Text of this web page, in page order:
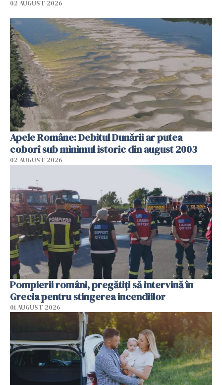
02 AUGUST 2026
Apele Române: Debitul Dunării ar putea
coborî sub minimul istoric din august 2003
02 AUGUST 2026
Pompierii români, pregătiţi să intervină în
Grecia pentru stingerea incendiilor
01 AUGUST 2026